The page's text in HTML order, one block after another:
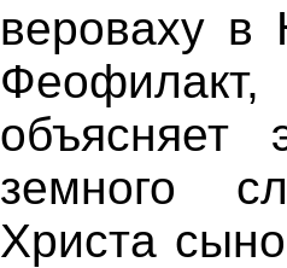
вероваху в
Феофилакт,
земного
Христа